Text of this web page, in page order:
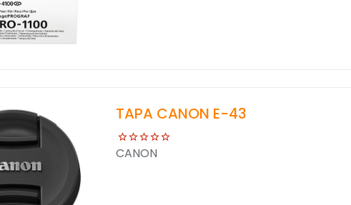
TAPA CANON E-43
CANON